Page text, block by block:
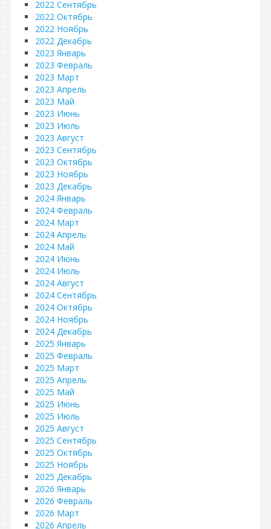
2022 Сентябрь
2022 Октябрь
2022 Ноябрь
2022 Декабрь
2023 Январь
2023 Февраль
2023 Март
2023 Апрель
2023 Май
2023 Июнь
2023 Июль
2023 Август
2023 Сентябрь
2023 Октябрь
2023 Ноябрь
2023 Декабрь
2024 Январь
2024 Февраль
2024 Март
2024 Апрель
2024 Май
2024 Июнь
2024 Июль
2024 Август
2024 Сентябрь
2024 Октябрь
2024 Ноябрь
2024 Декабрь
2025 Январь
2025 Февраль
2025 Март
2025 Апрель
2025 Май
2025 Июнь
2025 Июль
2025 Август
2025 Сентябрь
2025 Октябрь
2025 Ноябрь
2025 Декабрь
2026 Январь
2026 Февраль
2026 Март
2026 Апрель